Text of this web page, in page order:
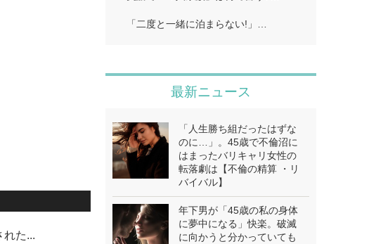
れた...
「二度と一緒に泊まらない!」…
最新ニュース
「人生勝ち組だったはずな
のに…」。45歳で不倫沼に
はまったバリキャリ女性の
転落劇は【不倫の精算 ・リ
バイバル】
年下男が「45歳の私の身体
に夢中になる」快楽。破滅
に向かうと分かっていても